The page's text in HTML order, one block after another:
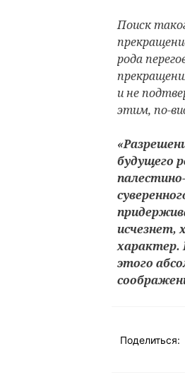
Поиск
рода
и не
этим, по-
будущего
исчезнет,
характер.
этого
Поделиться: